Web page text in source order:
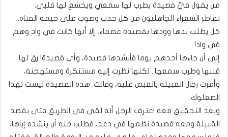
من يقول فيَّ قصيدة يطرب لها سمعي ويخشع لها قلبي.
تقاطر الشعراء الجاهليون من كل حدب وصوب على خيمة الفتاة.
كل يطلب يدها وودها بقصيدة عصماء، إلا أنها كانت في واد وهم
في واد!
إلى أن جاءها أحدهم يوما فأنشدها قصيدة، وأي قصيدة! رق لها
قلبها وطرب سمعها.. لكنها نظرت إليه مستنكرة ومستهجنة،
وأمرت رجال القبيلة بالقبض عليه، وقالت: هذه القصيدة ليست لهذا
الصعلوك.
وبعد التحقيق معه اعترف الرجل أنه لقي في الطريق فتى يقصد
القبيلة ومعه قصيدة نظمها في دعد، فطلب منه أن ينشده إياها،